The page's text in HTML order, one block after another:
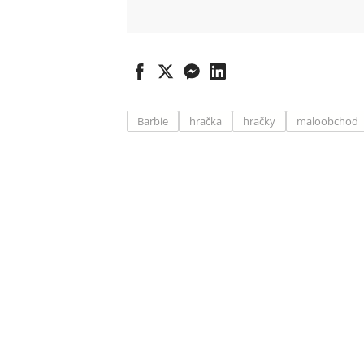
Barbie hračka hračky maloobchod